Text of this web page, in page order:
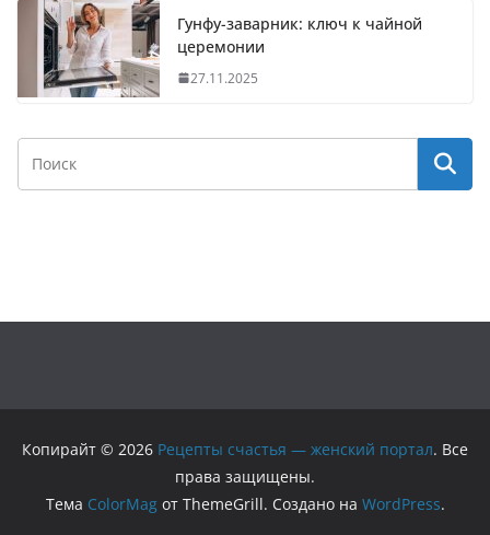
Гунфу-заварник: ключ к чайной
церемонии
27.11.2025
Копирайт © 2026 Рецепты счастья — женский портал. Все
права защищены.
Тема ColorMagот ThemeGrill. Создано на WordPress.